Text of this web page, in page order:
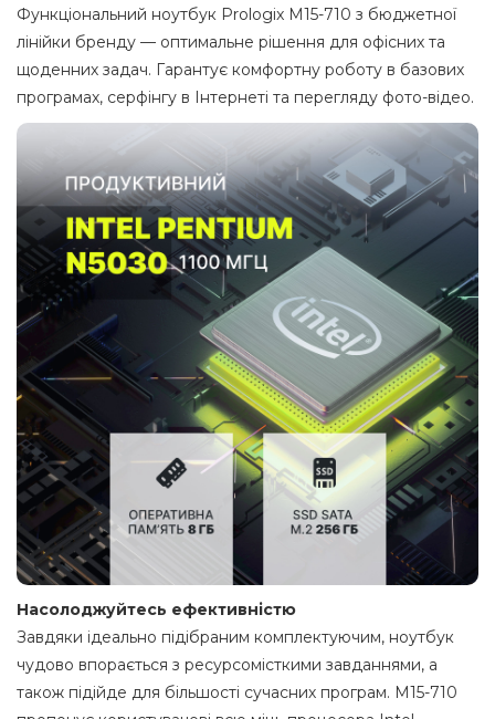
Функціональний ноутбук Prologix M15-710 з бюджетної
лінійки бренду — оптимальне рішення для офісних та
щоденних задач. Гарантує комфортну роботу в базових
програмах, серфінгу в Інтернеті та перегляду фото-вiдео.
Насолоджуйтесь ефективністю
Завдяки ідеально підібраним комплектуючим, ноутбук
чудово впорається з ресурсомісткими завданнями, а
також підійде для більшості сучасних програм. M15-710